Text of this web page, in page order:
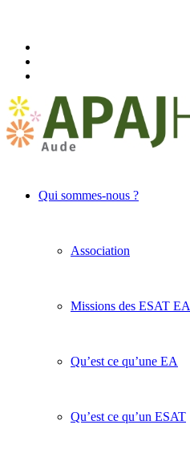
Qui sommes-nous ?
Association
Missions des ESAT EA
Qu’est ce qu’une EA
Qu’est ce qu’un ESAT